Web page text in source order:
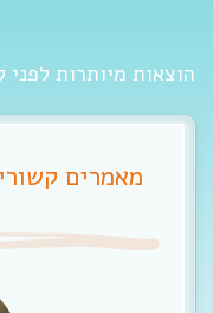
הוצאות מיותרות לפני
מאמרים